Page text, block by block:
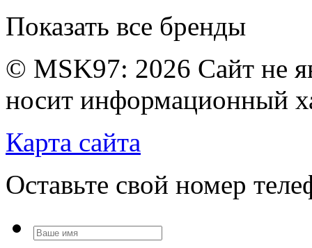
Показать все бренды
© MSK97: 2026 Сайт не
носит информационный
Карта сайта
Оставьте свой номер